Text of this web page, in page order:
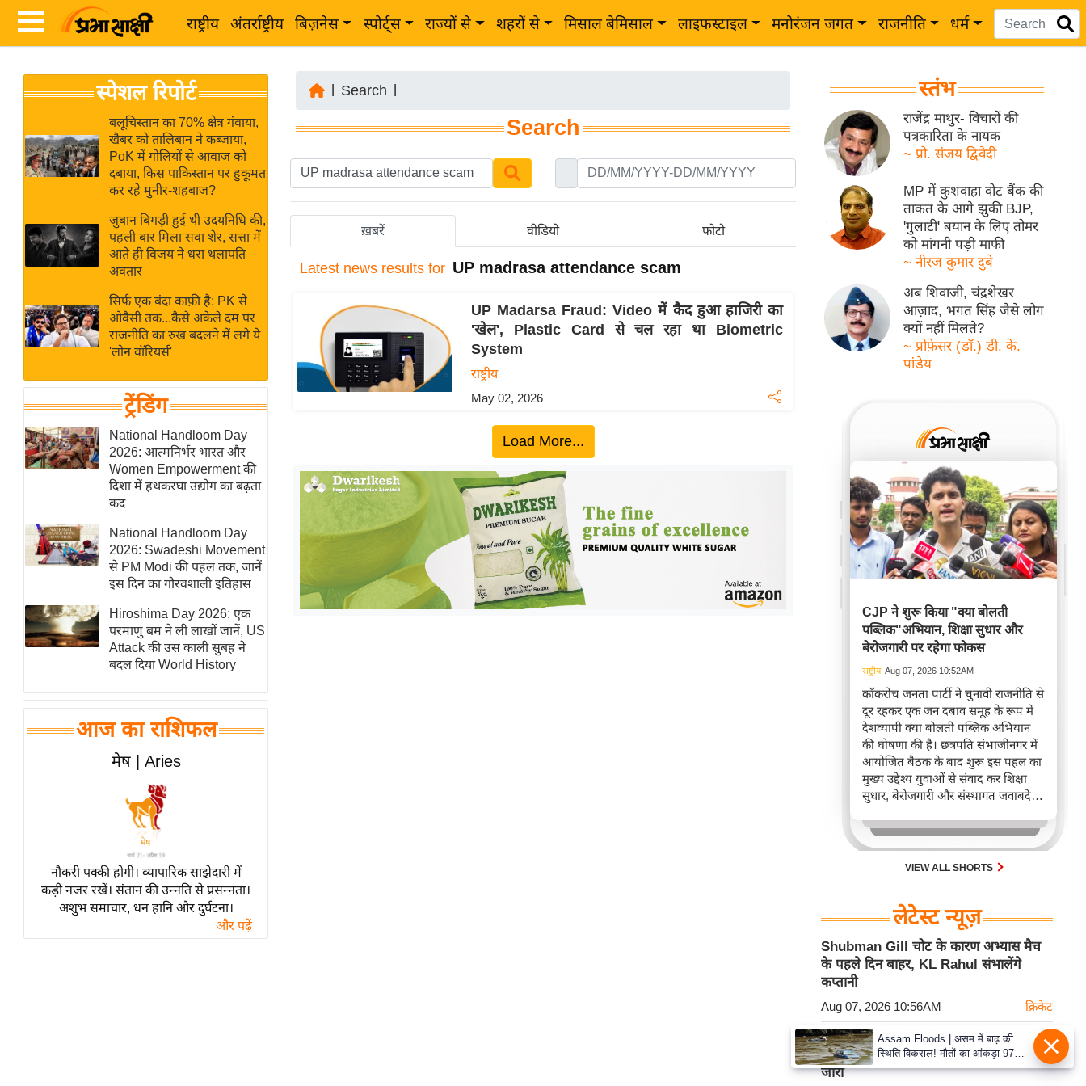
राष्ट्रीय अंतर्राष्ट्रीय बिज़नेस स्पोर्ट्स राज्यों से शहरों से मिसाल बेमिसाल लाइफस्टाइल मनोरंजन जगत राजनीति धर्म
News
Hindi
Hindi
Live
News in
Hindi
News
Hindi
Videos
ब
र
अंतर्राष्ट्रीय
बिज़नेस
उद्योग
विशेषज्ञ
राय
खेल
क्रिकेट
IPL
2026
मिसाल बेमिसाल
शख्सियत
यंग इंडिया
साहित्य जगत
ऑटो वर्ल्ड
न्यूज ब्रीफ
बॉलीवुड
हॉलीवुड
फिल्म समीक्षा
लाइफस्टाइल
टेक्नॉलॉजी
ब्यूटी/फैशन
घरेलू नुस्खे
स्पेशल रिपोर्ट
बलूचिस्तान का 70% क्षेत्र गंवाया,
खैबर को तालिबान ने कब्जाया,
PoK में गोलियों से आवाज को
दबाया, किस पाकिस्तान पर हुकूमत
कर रहे मुनीर-शहबाज?
जुबान बिगड़ी हुई थी उदयनिधि की,
पहली बार मिला सवा शेर, सत्ता में
आते ही विजय ने धरा थलापति
अवतार
सिर्फ एक बंदा काफ़ी है: PK से
ओवैसी तक...कैसे अकेले दम पर
राजनीति का रुख बदलने में लगे ये
'लोन वॉरियर्स'
ट्रेंडिंग
National Handloom Day
2026: आत्मनिर्भर भारत और
Women Empowerment की
दिशा में हथकरघा उद्योग का बढ़ता
कद
National Handloom Day
2026: Swadeshi Movement
से PM Modi की पहल तक, जानें
इस दिन का गौरवशाली इतिहास
Hiroshima Day 2026: एक
परमाणु बम ने ली लाखों जानें, US
Attack की उस काली सुबह ने
बदल दिया World History
आज का राशिफल
मेष | Aries
नौकरी पक्की होगी। व्यापारिक साझेदारी में
कड़ी नजर रखें। संतान की उन्नति से प्रसन्नता।
अशुभ समाचार, धन हानि और दुर्घटना।
और पढ़ें
Search
Search
ख़बरें वीडियो फोटो
Latest news results for UP madrasa attendance scam
UP Madarsa Fraud: Video में कैद हुआ हाजिरी का
'खेल', Plastic Card से चल रहा था Biometric
System
राष्ट्रीय
May 02, 2026
Load More...
स्तंभ
राजेंद्र माथुर- विचारों की
पत्रकारिता के नायक
~ प्रो. संजय द्विवेदी
MP में कुशवाहा वोट बैंक की
ताकत के आगे झुकी BJP,
'गुलाटी' बयान के लिए तोमर
को मांगनी पड़ी माफी
~ नीरज कुमार दुबे
अब शिवाजी, चंद्रशेखर
आज़ाद, भगत सिंह जैसे लोग
क्यों नहीं मिलते?
~ प्रोफ़ेसर (डॉ.) डी. के.
पांडेय
CJP ने शुरू किया "क्या बोलती
पब्लिक"अभियान, शिक्षा सुधार और
बेरोजगारी पर रहेगा फोकस
राष्ट्रीय Aug 07, 2026 10:52AM
कॉकरोच जनता पार्टी ने चुनावी राजनीति से
दूर रहकर एक जन दबाव समूह के रूप में
देशव्यापी क्या बोलती पब्लिक अभियान
की घोषणा की है। छत्रपति संभाजीनगर में
आयोजित बैठक के बाद शुरू इस पहल का
मुख्य उद्देश्य युवाओं से संवाद कर शिक्षा
सुधार, बेरोजगारी और संस्थागत जवाबदेही
अभियान नागरिक समाज संगठनों के साथ
मिलकर लोकतांत्रिक सुधारों को नई दिशा
देने का रणनीतिक प्रयास है।
VIEW ALL SHORTS
लेटेस्ट न्यूज़
Shubman Gill चोट के कारण अभ्यास मैच
के पहले दिन बाहर, KL Rahul संभालेंगे
कप्तानी
Aug 07, 2026 10:56AM क्रिकेट
RBI ने डिफ़ॉल्टरों के मोबाइल फोन बंद करने
पर लगाई रोक, Loan Recovery के नियम
जारी
Assam Floods | असम में बाढ़ की
स्थिति विकराल! मौतों का आंकड़ा 97
पहुंचा, 15 जिलों के 1.68 लाख लोग